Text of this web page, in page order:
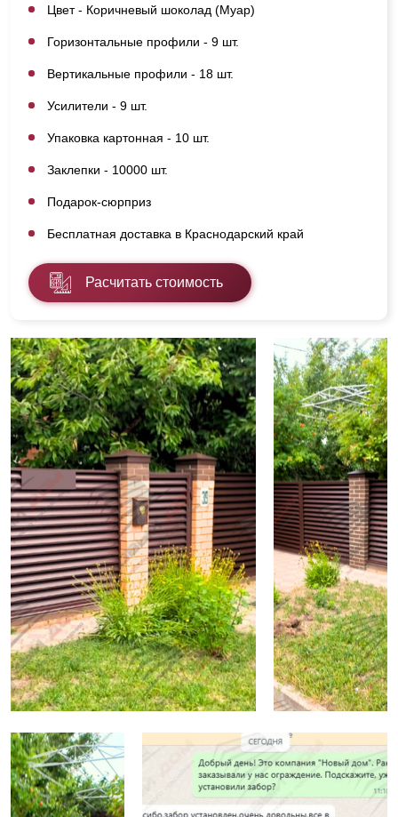
Цвет - Коричневый шоколад (Муар)
Горизонтальные профили - 9 шт.
Вертикальные профили - 18 шт.
Усилители - 9 шт.
Упаковка картонная - 10 шт.
Заклепки - 10000 шт.
Подарок-сюрприз
Бесплатная доставка в Краснодарский край
Расчитать стоимость